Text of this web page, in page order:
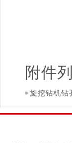
附件
旋挖钻机钻